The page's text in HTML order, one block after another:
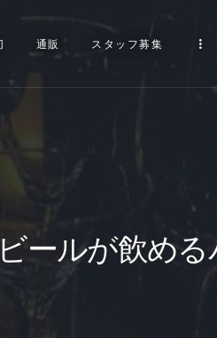
通販 スタッフ募集
ールが飲め